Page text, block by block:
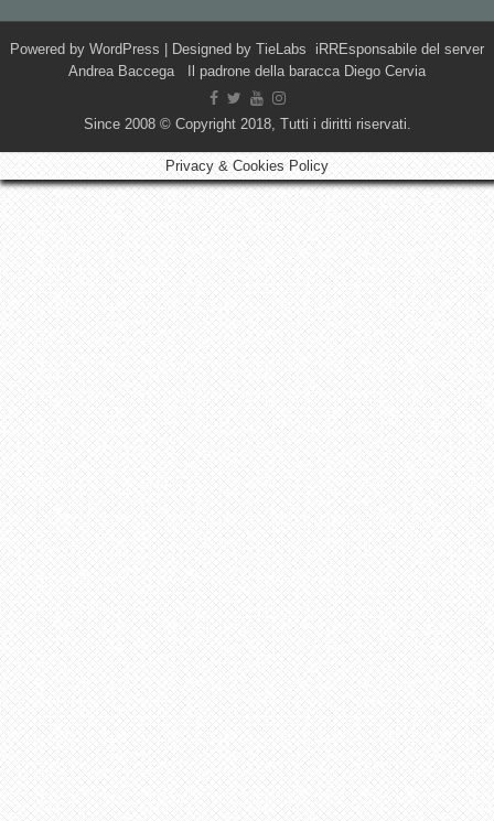
Powered by WordPress | Designed by TieLabs iRREsponsabile del server
Andrea Baccega Il padrone della baracca Diego Cervia
Since 2008 © Copyright 2018, Tutti i diritti riservati.
Privacy & Cookies Policy